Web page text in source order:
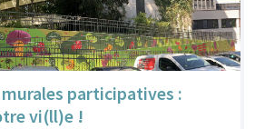
murales participatives :
vi(ll)e !